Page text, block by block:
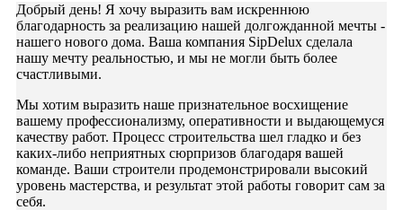
Добрый день! Я хочу выразить вам искреннюю
благодарность за реализацию нашей долгожданной мечты -
нашего нового дома. Ваша компания SipDelux сделала
нашу мечту реальностью, и мы не могли быть более
счастливыми.
Мы хотим выразить наше признательное восхищение
вашему профессионализму, оперативности и выдающемуся
качеству работ. Процесс строительства шел гладко и без
каких-либо неприятных сюрпризов благодаря вашей
команде. Ваши строители продемонстрировали высокий
уровень мастерства, и результат этой работы говорит сам за
себя.